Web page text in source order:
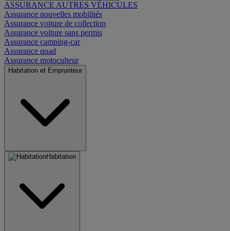
ASSURANCE AUTRES VÉHICULES
Assurance nouvelles mobilités
Assurance voiture de collection
Assurance voiture sans permis
Assurance camping-car
Assurance quad
Assurance motoculteur
Habitation et Emprunteur
Habitation